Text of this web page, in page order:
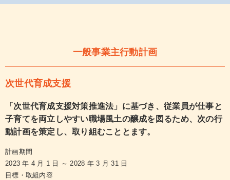
一般事業主行動計画
次世代育成支援
「次世代育成支援対策推進法」に基づき、従業員が仕事と
子育てを両立しやすい職場風土の醸成を図るため、次の行
動計画を策定し、取り組むこととます。
計画期間
2023 年 4 月 1 日 ～ 2028 年 3 月 31 日
目標・取組内容